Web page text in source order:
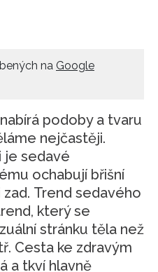
na Google
podoby a tvaru
nejčastěji.
je sedavé
ochabují břišní
Trend sedavého
který se
stránku těla než
Cesta ke zdravým
a tkví hlavně